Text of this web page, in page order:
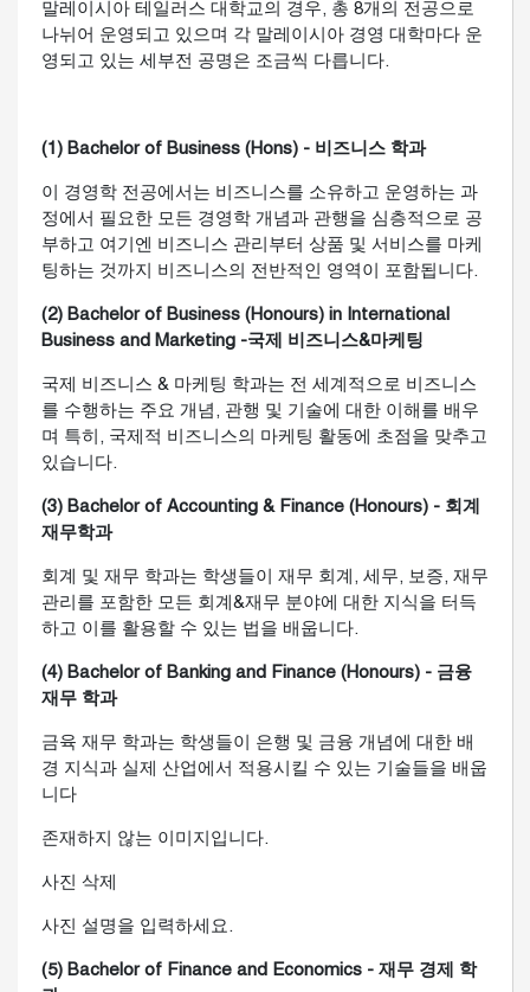
말레이시아 테일러스 대학교의 경우, 총 8개의 전공으로
나뉘어 운영되고 있으며 각 말레이시아 경영 대학마다 운
영되고 있는 세부전 공명은 조금씩 다릅니다.
(1) Bachelor of Business (Hons) - 비즈니스 학과
이 경영학 전공에서는 비즈니스를 소유하고 운영하는 과
정에서 필요한 모든 경영학 개념과 관행을 심층적으로 공
부하고 여기엔 비즈니스 관리부터 상품 및 서비스를 마케
팅하는 것까지 비즈니스의 전반적인 영역이 포함됩니다.
(2) Bachelor of Business (Honours) in International
Business and Marketing -국제 비즈니스&마케팅
국제 비즈니스 & 마케팅 학과는 전 세계적으로 비즈니스
를 수행하는 주요 개념, 관행 및 기술에 대한 이해를 배우
며 특히, 국제적 비즈니스의 마케팅 활동에 초점을 맞추고
있습니다.
(3) Bachelor of Accounting & Finance (Honours) - 회계
재무학과
회계 및 재무 학과는 학생들이 재무 회계, 세무, 보증, 재무
관리를 포함한 모든 회계&재무 분야에 대한 지식을 터득
하고 이를 활용할 수 있는 법을 배웁니다.
(4) Bachelor of Banking and Finance (Honours) - 금융
재무 학과
금육 재무 학과는 학생들이 은행 및 금융 개념에 대한 배
경 지식과 실제 산업에서 적용시킬 수 있는 기술들을 배웁
니다
존재하지 않는 이미지입니다.
사진 삭제
사진 설명을 입력하세요.
(5) Bachelor of Finance and Economics - 재무 경제 학